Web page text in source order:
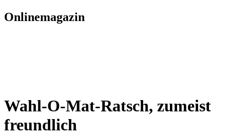
Onlinemagazin
Wahl-O-Mat-Ratsch, zumeist
freundlich